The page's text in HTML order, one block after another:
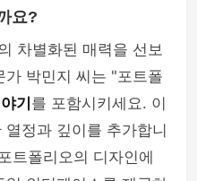
요?
차별화된 매력을 선보
가 박민지 씨는 "포트폴
기 를 포함시키세요. 이
정과 깊이를 추가합니
트폴리오의 디자인에